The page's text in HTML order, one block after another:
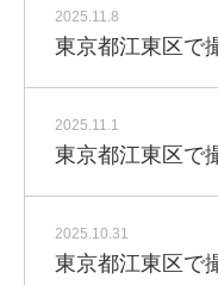
2025.11.8
東京都江東区で
2025.11.1
東京都江東区で
2025.10.31
東京都江東区で